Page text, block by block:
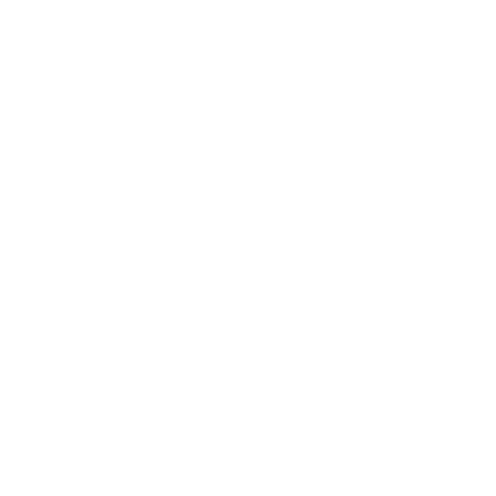
만요.- 우리가 자라온 학창시절 그 맹목적만을 향한 현실은